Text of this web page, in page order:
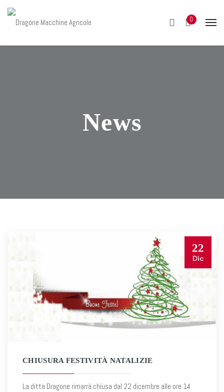
0
News
22
Dic
CHIUSURA FESTIVITÀ NATALIZIE
La ditta Dragone rimarrà chiusa dal 22 dicembre alle ore 14